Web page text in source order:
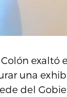
exaltó
una
del